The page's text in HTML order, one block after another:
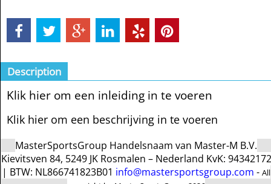
Description
Klik hier om een inleiding in te voeren
Klik hier om een beschrijving in te voeren
MasterSportsGroup Handelsnaam van Master-M B.V.
Kievitsven 84, 5249 JK Rosmalen – Nederland KvK: 94342172
| BTW: NL866741823B01 info@mastersportsgroup.com - All